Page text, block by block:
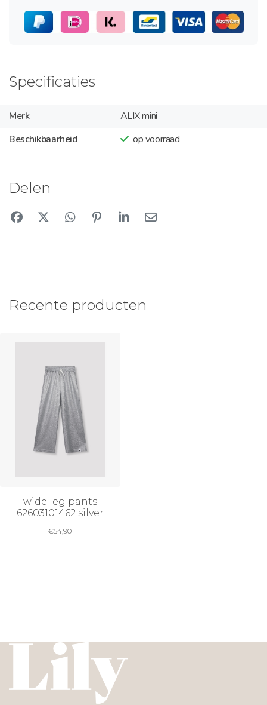
Specificaties
Merk
ALIX mini
Beschikbaarheid
op voorraad
Delen
Recente producten
wide leg pants
62603101462 silver
€54,90